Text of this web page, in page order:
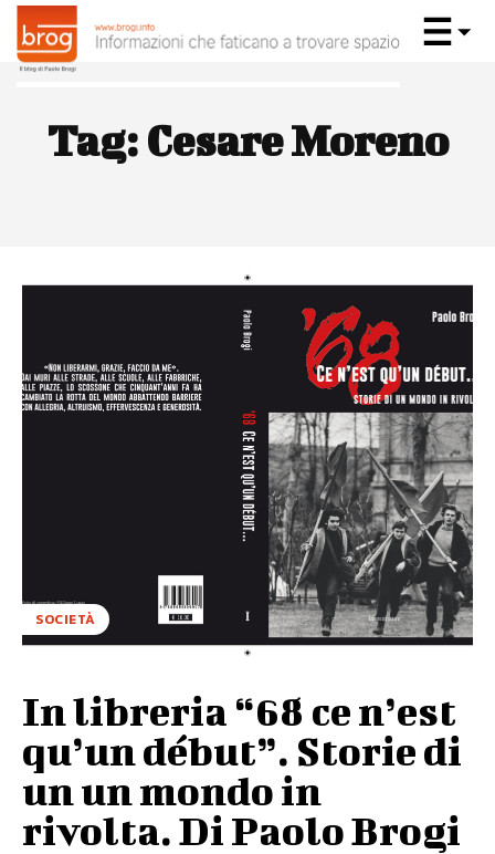
Tag: Cesare Moreno
SOCIETÀ
In libreria “68 ce n’est
qu’un début”. Storie di
un un mondo in
rivolta. Di Paolo Brogi